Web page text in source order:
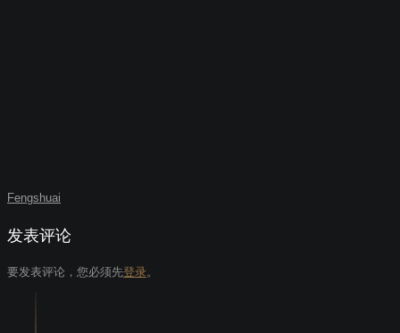
Fengshuai
发表评论
要发表评论，您必须先登录。